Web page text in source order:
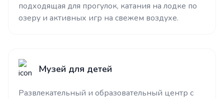
подходящая для прогулок, катания на лодке по
озеру и активных игр на свежем воздухе.
Музей для детей
Развлекательный и образовательный центр с